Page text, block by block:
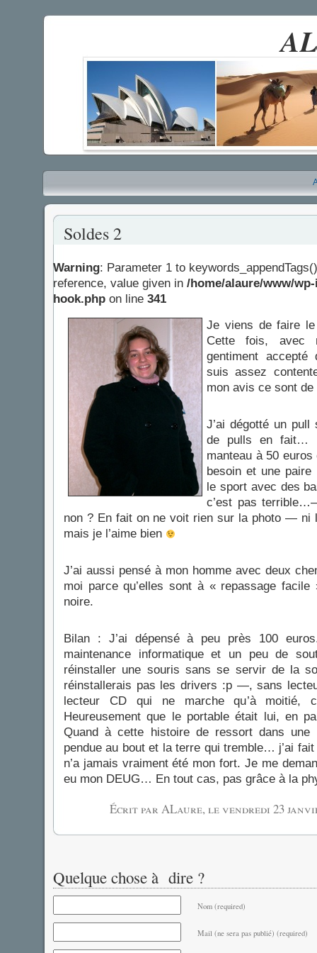
Soldes 2
Warning: Parameter 1 to
reference, value given in /home/alaure/www/
hook.php on line 341
Je viens de faire
Cette fois, avec
gentiment accepté
suis assez
mon avis ce sont
J’ai dégotté un
de pulls en fait…
manteau à 50 euros
besoin et une
le sport avec des
c’est pas
non ? En fait on ne voit rien sur la photo —
mais je l’aime bien
J’ai aussi pensé à mon homme avec deux
moi parce qu’elles sont à « repassage
noire.
Bilan : J’ai dépensé à peu près 100
maintenance informatique et un peu de
réinstaller une souris sans se servir de la
réinstallerais pas les drivers :p —, sans
lecteur CD qui ne marche qu’à moitié,
Heureusement que le portable était lui, en
Quand à cette histoire de ressort dans une
pendue au bout et la terre qui tremble… j’ai
n’a jamais vraiment été mon fort. Je me
eu mon DEUG… En tout cas, pas grâce à la
Écrit par ALaure, le vendredi 23
Quelque chose à dire ?
Nom (required)
Mail (ne sera pas publié) (required)